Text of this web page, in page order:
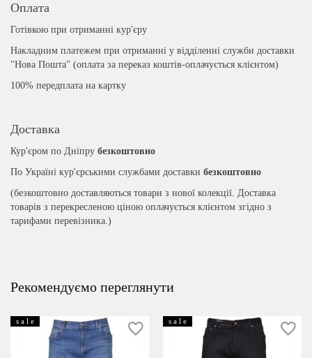
Оплата
Готівкою при отриманні кур'єру
Накладним платежем при отриманні у відділенні служби доставки
"Нова Пошта" (оплата за переказ коштів-оплачується клієнтом)
100% передплата на картку
Доставка
Кур'єром по Дніпру безкоштовно
По Україні кур'єрськими службами доставки безкоштовно
(безкоштовно доставляються товари з нової колекції. Доставка
товарів з перекресленою ціною оплачується клієнтом згідно з
тарифами перевізника.)
Рекомендуємо переглянути
s a l e s a l e